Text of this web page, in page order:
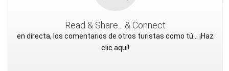
Read & Share... & Connect
en directa, los comentarios de otros turistas como tú... ¡Haz
clic aquí!